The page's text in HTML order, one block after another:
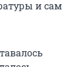
и сам